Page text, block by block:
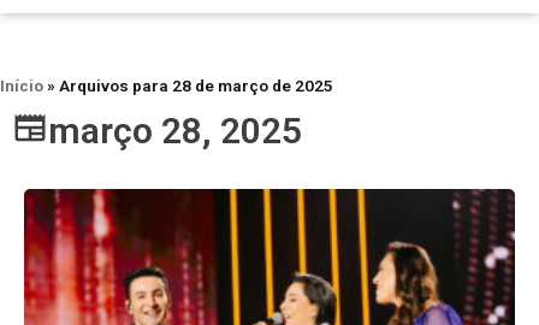
Início» Arquivos para 28 de março de 2025
março 28, 2025